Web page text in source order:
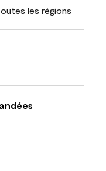
les régions